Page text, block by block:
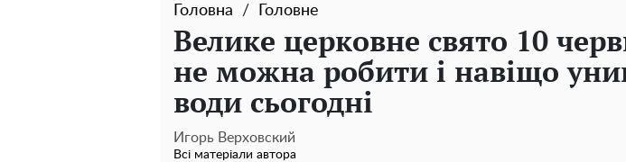
Головна Головне
Велике церковне свято 10
не можна робити і навіщо
води сьогодні
Игорь Верховский
Всі матеріали автора